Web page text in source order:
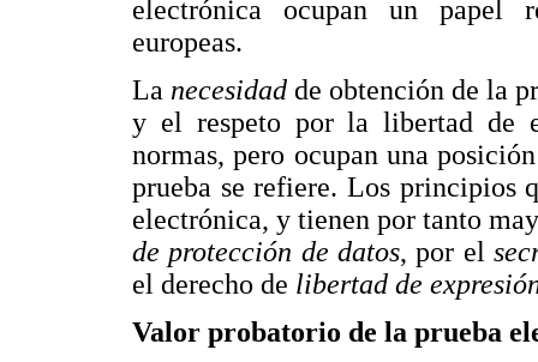
electrónica ocupan un papel
europeas.
La necesidad de obtención de la
y el respeto por la libertad de
normas, pero ocupan una
prueba se refiere. Los principios
electrónica, y tienen por tanto
de protección de datos, por el
el derecho de libertad de
Valor probatorio de la prueba